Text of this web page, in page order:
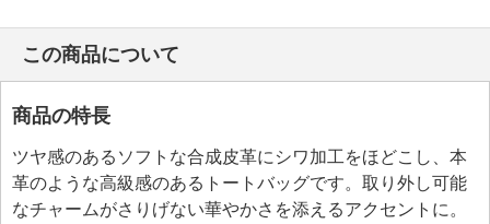
この商品について
商品の特長
ツヤ感のあるソフトな合成皮革にシワ加工をほどこし、本
革のような高級感のあるトートバッグです。取り外し可能
なチャームがさりげない華やかさを添えるアクセントに。